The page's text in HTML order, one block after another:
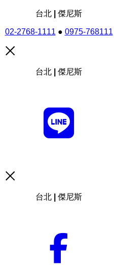
台北 | 傑尼斯
02-2768-1111 ● 0975-768111
台北 | 傑尼斯
台北 | 傑尼斯